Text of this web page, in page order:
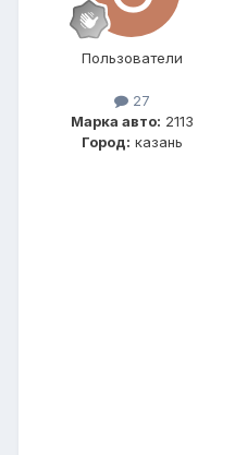
Пользователи
27
Марка авто: 2113
Город: казань